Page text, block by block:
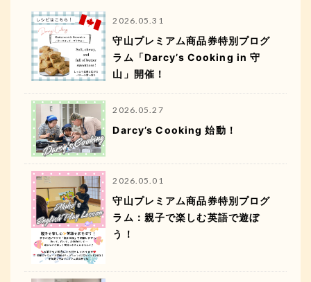
2026.05.31
守山プレミアム商品券特別プログ
ラム「Darcy’s Cooking in 守
山」開催！
2026.05.27
Darcy’s Cooking 始動！
2026.05.01
守山プレミアム商品券特別プログ
ラム：親子で楽しむ英語で遊ぼ
う！